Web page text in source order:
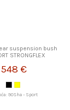
suspension bush
STRONGFLEX
548 €
90Sha - Sport